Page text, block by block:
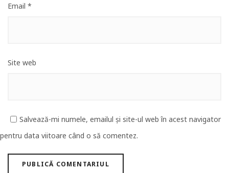
Email *
Site web
Salvează-mi numele, emailul și site-ul web în acest navigator
pentru data viitoare când o să comentez.